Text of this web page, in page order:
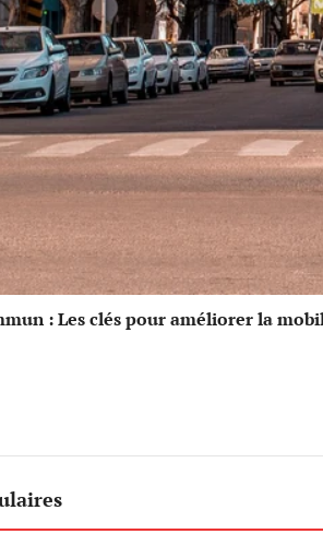
: Les clés pour améliorer la